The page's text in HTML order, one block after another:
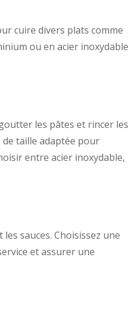
cuire divers plats comme
ou en acier inoxydable
les pâtes et rincer les
de taille adaptée pour
entre acier inoxydable,
sauces. Choisissez une
et assurer une